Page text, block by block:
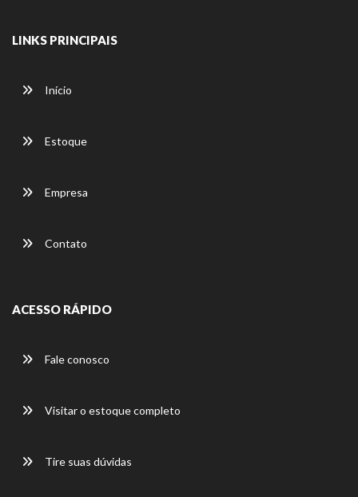
LINKS PRINCIPAIS
Início
Estoque
Empresa
Contato
ACESSO RÁPIDO
Fale conosco
Visitar o estoque completo
Tire suas dúvidas